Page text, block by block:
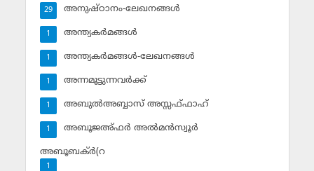
അനുഷ്ഠാനം-ലേഖനങ്ങള്‍
29
അന്ത്യകര്‍മങ്ങള്‍
1
അന്ത്യകര്‍മങ്ങള്‍-ലേഖനങ്ങള്‍
1
അന്നമൂട്ടുന്നവര്‍ക്ക്
1
അബുല്‍അബ്ബാസ് അസ്സഫ്ഫാഹ്‌
1
അബൂജഅ്ഫര്‍ അല്‍മന്‍സ്വൂര്‍
1
അബൂബക്ര്‍(റ
1